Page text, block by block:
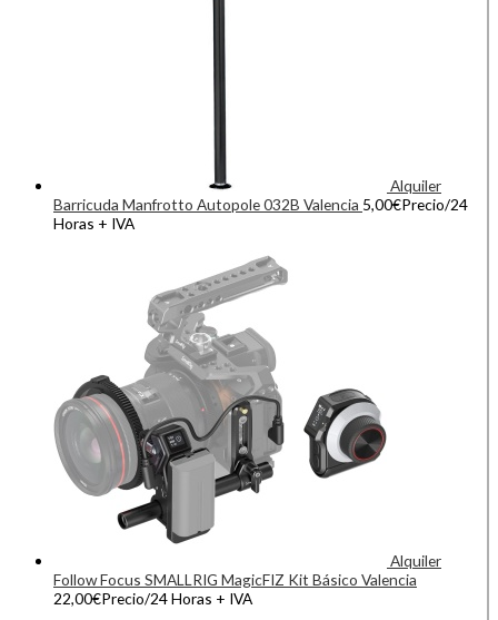
Alquiler
Barricuda Manfrotto Autopole 032B Valencia 5,00€Precio/24
Horas + IVA
Alquiler
Follow Focus SMALLRIG MagicFIZ Kit Básico Valencia
22,00€Precio/24 Horas + IVA